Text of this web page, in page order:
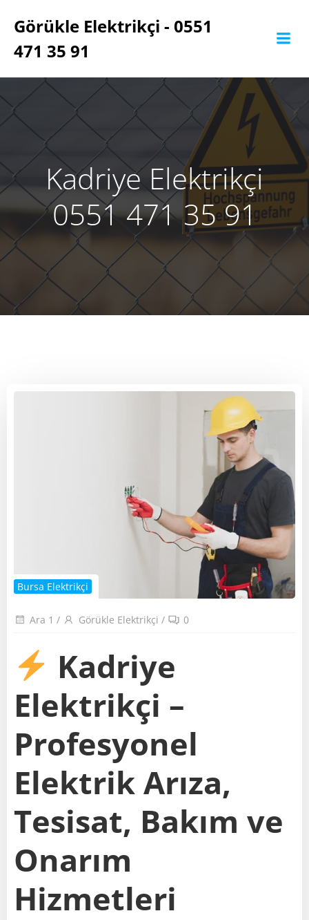
geç
Görükle Elektrikçi - 0551
471 35 91
Kadriye Elektrikçi
0551 471 35 91
Bursa Elektrikçi
Ara 1 / Görükle Elektrikçi / 0
Kadriye
Elektrikçi –
Profesyonel
Elektrik Arıza,
Tesisat, Bakım ve
Onarım
Hizmetleri